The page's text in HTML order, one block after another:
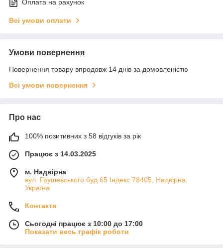
Оплата на рахунок
Всі умови оплати
Умови повернення
Повернення товару впродовж 14 днів за домовленістю
Всі умови повернення
Про нас
100% позитивних з 58 відгуків за рік
Працює з 14.03.2025
м. Надвірна
вул. Грушевського буд.65 Індекс 78405, Надвірна,
Україна
Контакти
Сьогодні працює з 10:00 до 17:00
Показати весь графік роботи